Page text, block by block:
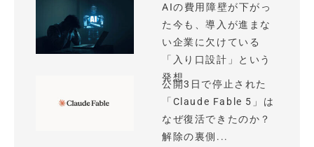
AIの費用障壁が下がっ
た今も、導入が進まな
い企業に欠けている
「入り口設計」という
発想
公開3日で停止された
「Claude Fable 5」は
なぜ復活できたのか？
解除の裏側...